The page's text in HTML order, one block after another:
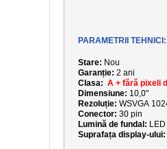
PARAMETRII TEHNICI:
Stare: Nou
Garanție: 2 ani
Clasa: A + fără pixeli
Dimensiune: 10,0"
Rezoluție: WSVGA
Conector: 30 pin
Lumină de fundal: LED
Suprafața display-ului: